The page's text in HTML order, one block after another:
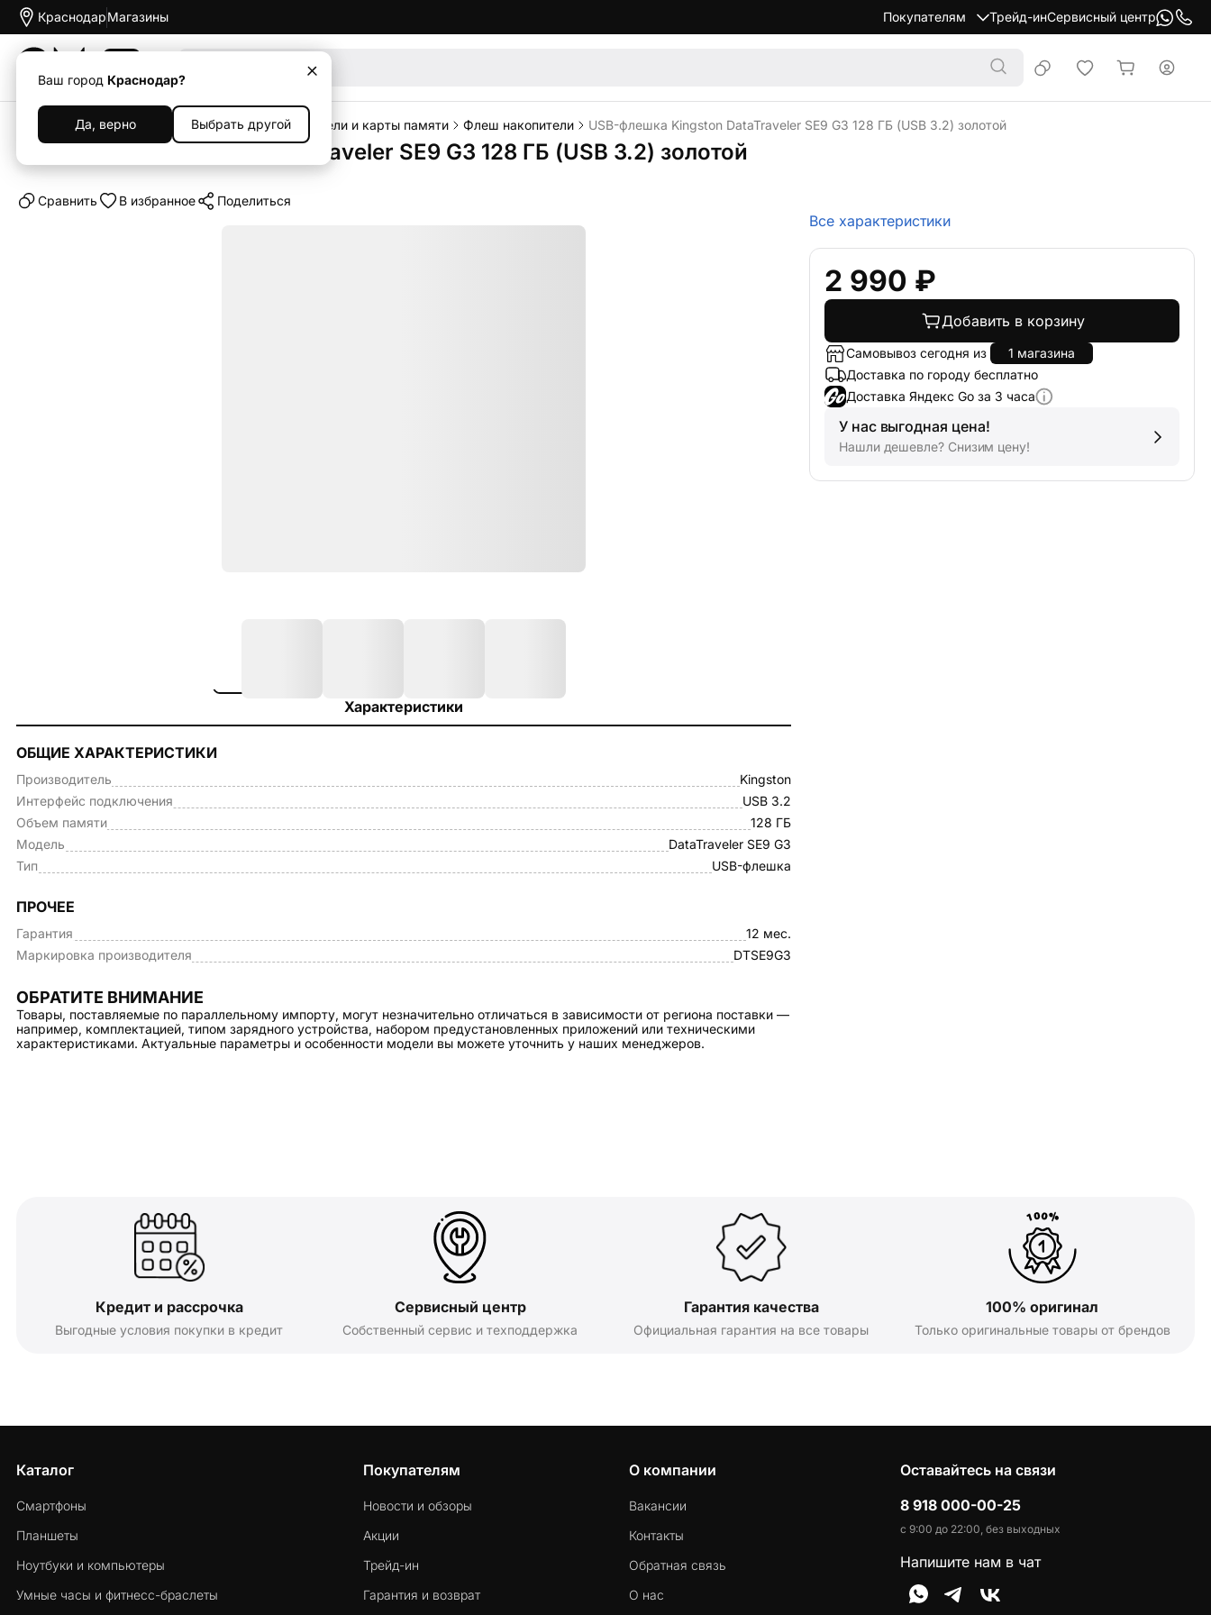
Краснодар
Ваш город Краснодар?
Да, верно Выбрать другой
Магазины Покупателям Трейд-инСервисный центр
Каталог Аксессуары Флеш-накопители и карты памяти Флеш накопители USB-флешка Kingston DataTraveler SE9 G3 128 ГБ (USB 3.2) золотой
USB-флешка Kingston DataTraveler SE9 G3 128 ГБ (USB 3.2) золотой
Cравнить В избранное Поделиться
Характеристики
ОБЩИЕ ХАРАКТЕРИСТИКИ
Производитель
Kingston
Интерфейс подключения
USB 3.2
Объем памяти
128 ГБ
Модель
DataTraveler SE9 G3
Тип
USB-флешка
ПРОЧЕЕ
Гарантия
12 мес.
Маркировка производителя
DTSE9G3
ОБРАТИТЕ ВНИМАНИЕ
Товары, поставляемые по параллельному импорту, могут незначительно отличаться в зависимости от региона поставки —
например, комплектацией, типом зарядного устройства, набором предустановленных приложений или техническими
характеристиками. Актуальные параметры и особенности модели вы можете уточнить у наших менеджеров.
Все характеристики
2 990 ₽
Добавить в корзину
Самовывоз сегодня из
1 магазина
Доставка по городу бесплатно
Доставка Яндекс Go за 3 часа
У нас выгодная цена!
Нашли дешевле? Снизим цену!
Кредит и рассрочка
Выгодные условия покупки в кредит
Сервисный центр
Собственный сервис и техподдержка
Гарантия качества
Официальная гарантия на все товары
100% оригинал
Только оригинальные товары от брендов
Каталог
Смартфоны
Планшеты
Ноутбуки и компьютеры
Умные часы и фитнесс-браслеты
Покупателям
Новости и обзоры
Акции
Трейд-ин
Гарантия и возврат
О компании
Вакансии
Контакты
Обратная связь
О нас
Оставайтесь на связи
8 918 000-00-25
с 9:00 до 22:00, без выходных
Напишите нам в чат